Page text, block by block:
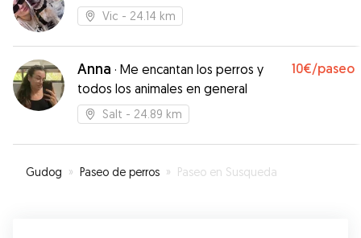
Vic - 24.14 km
Anna · Me encantan los perros y
todos los animales en general
10€/paseo
Salt - 24.89 km
Gudog » Paseo de perros » Paseo en Susqueda